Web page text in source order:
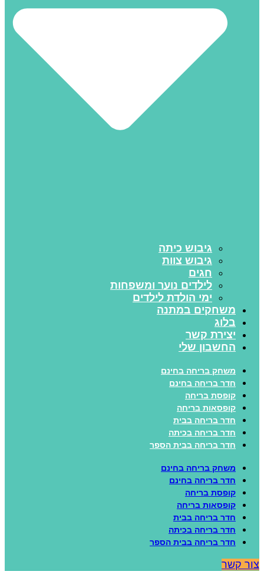
גיבוש כיתה
גיבוש צוות
חגים
לילדים נוער ומשפחות
ימי הולדת לילדים
משחקים במתנה
בלוג
יצירת קשר
החשבון שלי
משחק בריחה בחינם
חדר בריחה בחינם
קופסת בריחה
קופסאות בריחה
חדר בריחה בבית
חדר בריחה בכיתה
חדר בריחה בבית הספר
משחק בריחה בחינם
חדר בריחה בחינם
קופסת בריחה
קופסאות בריחה
חדר בריחה בבית
חדר בריחה בכיתה
חדר בריחה בבית הספר
קשר